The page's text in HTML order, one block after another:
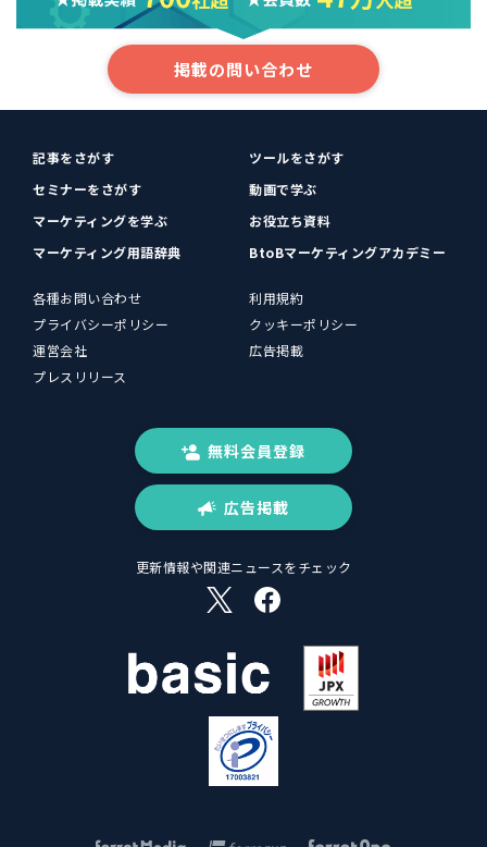
掲載の問い合わせ
記事をさがす
ツールをさがす
セミナーをさがす
動画で学ぶ
マーケティングを学ぶ
お役立ち資料
マーケティング用語辞典
BtoBマーケティングアカデミー
各種お問い合わせ
利用規約
プライバシーポリシー
クッキーポリシー
運営会社
広告掲載
プレスリリース
無料会員登録
広告掲載
更新情報や関連ニュースをチェック